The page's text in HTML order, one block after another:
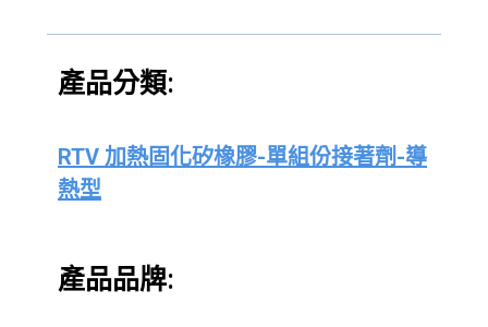
產品分類:
RTV 加熱固化矽橡膠-單組份接著劑-導
熱型
產品品牌: